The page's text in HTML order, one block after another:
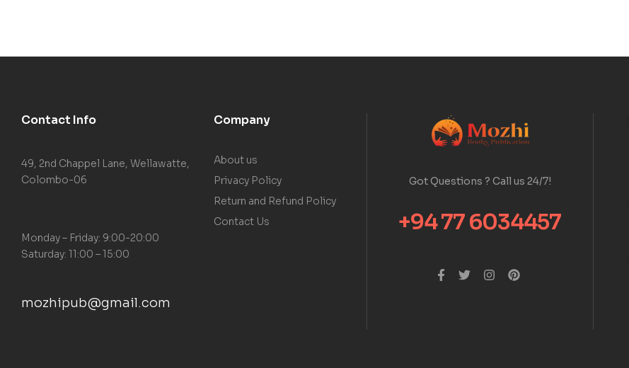
Contact Info
49, 2nd Chappel Lane, Wellawatte,
Colombo-06
Monday – Friday: 9:00-20:00
Saturday: 11:00 – 15:00
mozhipub@gmail.com
Company
About us
Privacy Policy
Return and Refund Policy
Contact Us
Got Questions ? Call us 24/7!
+94 77 6034457